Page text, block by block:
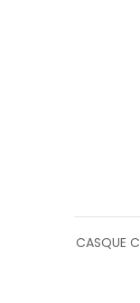
CASQUE